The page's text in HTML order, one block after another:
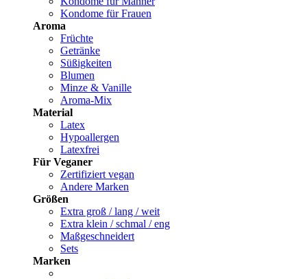
Kondome für Frauen
Aroma
Früchte
Getränke
Süßigkeiten
Blumen
Minze & Vanille
Aroma-Mix
Material
Latex
Hypoallergen
Latexfrei
Für Veganer
Zertifiziert vegan
Andere Marken
Größen
Extra groß / lang / weit
Extra klein / schmal / eng
Maßgeschneidert
Sets
Marken